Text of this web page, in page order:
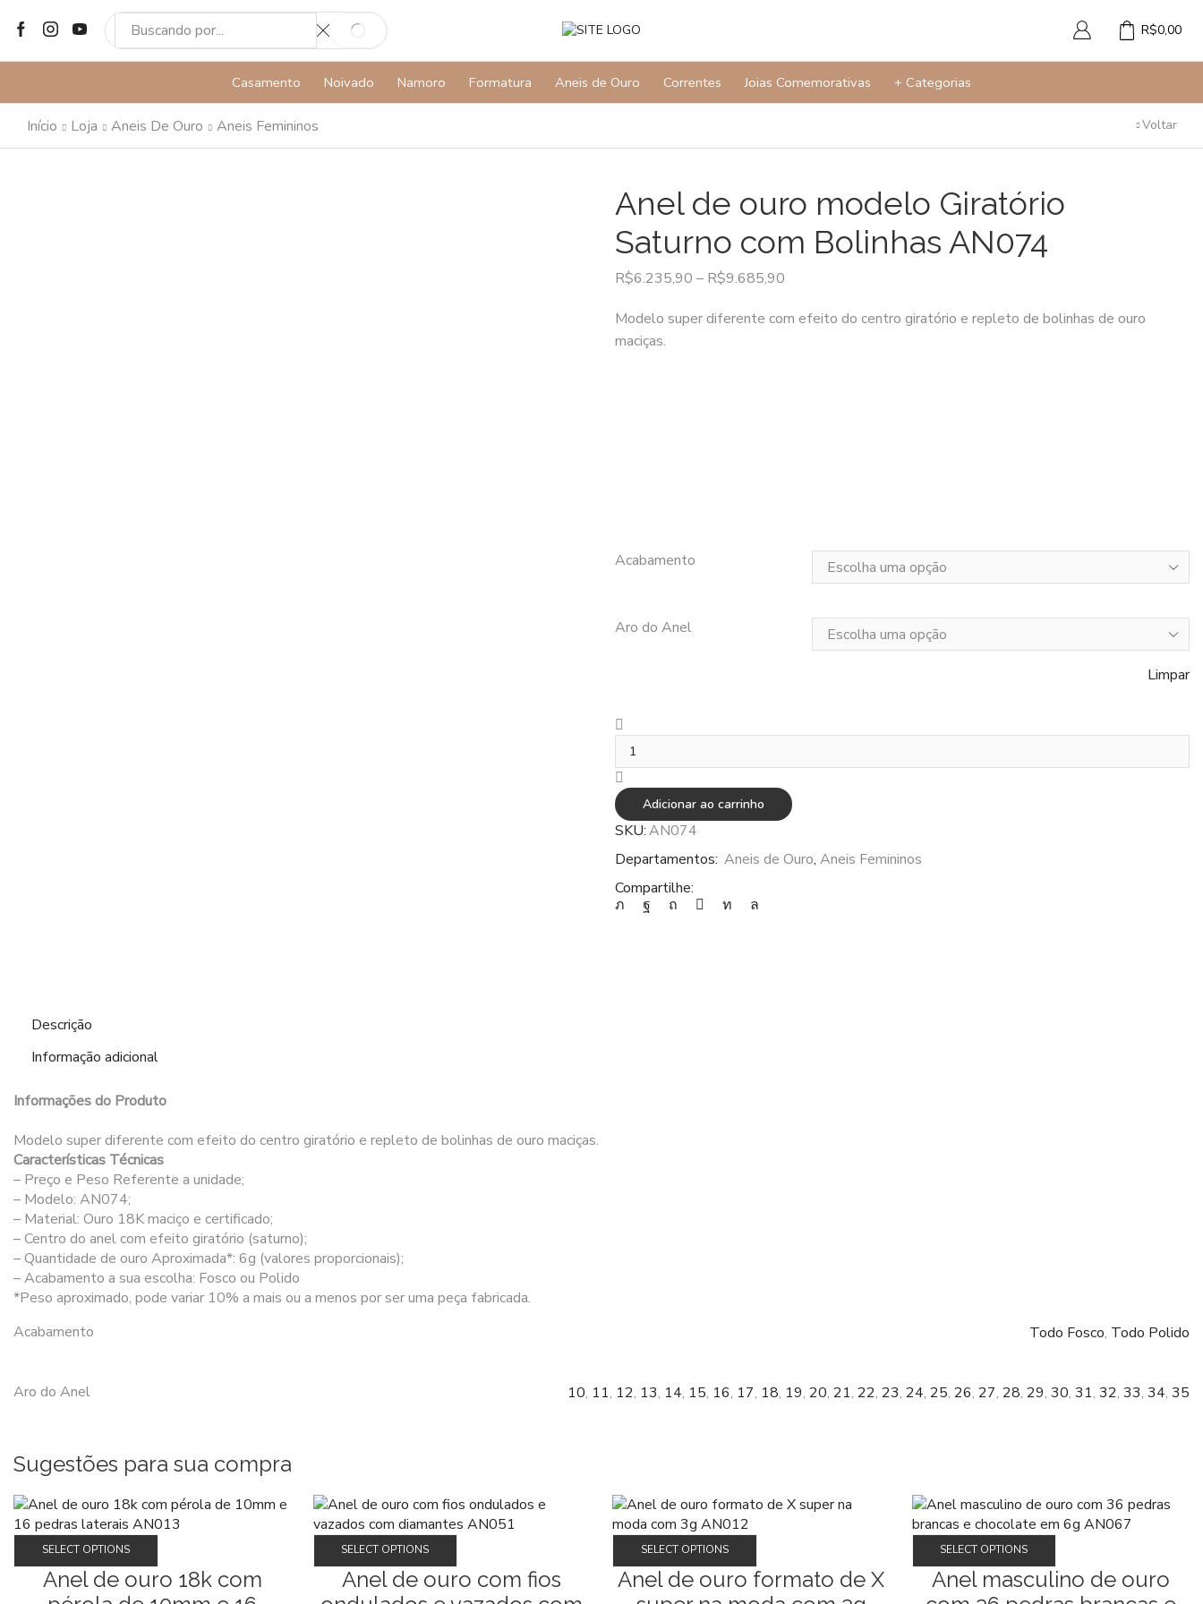
SEARCH
SEARCH
R$0,00
Casamento Noivado Namoro Formatura Aneis de Ouro Correntes Joias Comemorativas + Categorias
Início Loja Aneis De Ouro Aneis Femininos Voltar
Anel de ouro modelo Giratório
Saturno com Bolinhas AN074
R$6.235,90 – R$9.685,90
Modelo super diferente com efeito do centro giratório e repleto de bolinhas de ouro
maciças.
Acabamento
Aro do Anel
Limpar
de
ouro
modelo
Giratório
Saturno
Bolinhas
AN074
quantidade
Adicionar ao carrinho
SKU:AN074
Departamentos: Aneis de Ouro, Aneis Femininos
Compartilhe:
Descrição
Informação adicional
Informações do Produto
Modelo super diferente com efeito do centro giratório e repleto de bolinhas de ouro maciças.
Características Técnicas
– Preço e Peso Referente a unidade;
– Modelo: AN074;
– Material: Ouro 18K maciço e certificado;
– Centro do anel com efeito giratório (saturno);
– Quantidade de ouro Aproximada*: 6g (valores proporcionais);
– Acabamento a sua escolha: Fosco ou Polido
*Peso aproximado, pode variar 10% a mais ou a menos por ser uma peça fabricada.
Acabamento
Todo Fosco, Todo Polido
Aro do Anel 10, 11, 12, 13, 14, 15, 16, 17, 18, 19, 20, 21, 22, 23, 24, 25, 26, 27, 28, 29, 30, 31, 32, 33, 34, 35
Sugestões para sua compra
SELECT OPTIONS
tem
Anel de ouro 18k com
SELECT OPTIONS
tem
Anel de ouro com fios
SELECT OPTIONS
tem
Anel de ouro formato de X
SELECT OPTIONS
tem
Anel masculino de ouro